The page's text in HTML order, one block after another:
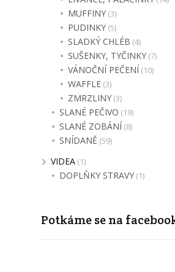
MUFFINY (3)
PUDINKY (5)
SLADKÝ CHLÉB (4)
SUŠENKY, TYČINKY (7)
VÁNOČNÍ PEČENÍ (10)
WAFFLE (3)
ZMRZLINY (3)
SLANÉ PEČIVO (19)
SLANÉ ZOBÁNÍ (8)
SNÍDANĚ (59)
VIDEA (1)
DOPLŇKY STRAVY (1)
Potkáme se na